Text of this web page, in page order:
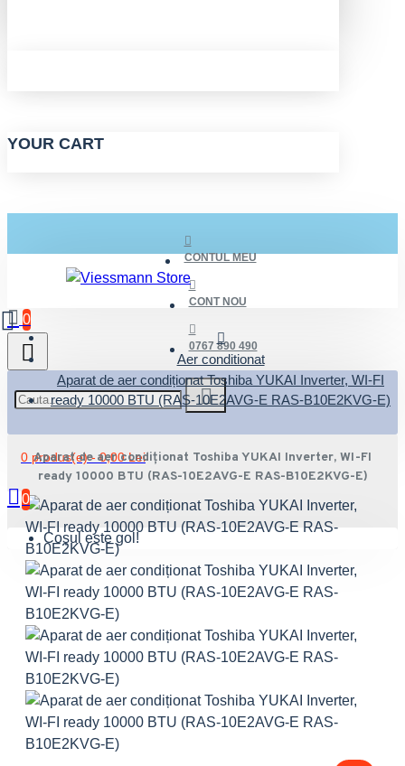
YOUR CART
CONTUL MEU
CONT NOU
0767 890 490
0
0 produs(e) - 0,00 Lei
0
Coșul este gol!
Aer conditionat
Aparat de aer condiționat Toshiba YUKAI Inverter, WI-FI
ready 10000 BTU (RAS-10E2AVG-E RAS-B10E2KVG-E)
Aparat de aer condiționat Toshiba YUKAI Inverter, WI-FI
ready 10000 BTU (RAS-10E2AVG-E RAS-B10E2KVG-E)